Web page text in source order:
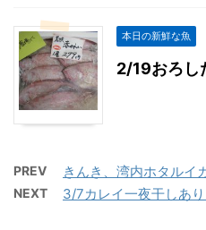
本日の新鮮な魚
2/19おろし
PREV きんき、湾内ホタルイ
NEXT 3/7カレイ一夜干しあ